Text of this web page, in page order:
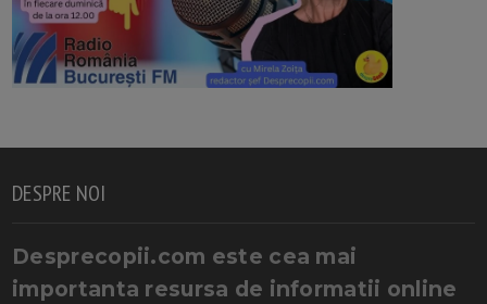
DESPRE NOI
Desprecopii.com este cea mai
importanta resursa de informatii online